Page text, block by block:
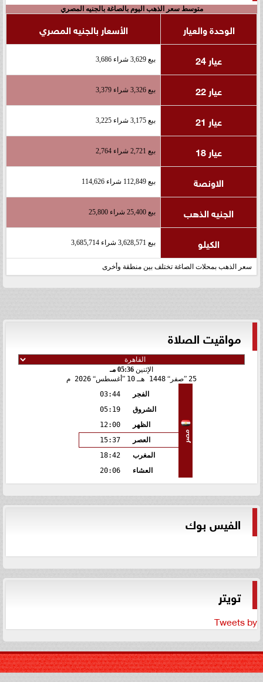
متوسط سعر الذهب اليوم بالصاغة بالجنيه المصري
الوحدة والعيار
الأسعار بالجنيه المصري
عيار 24
بيع 3,629 شراء 3,686
عيار 22 بيع 3,326 شراء 3,379
عيار 21 بيع 3,175 شراء 3,225
عيار 18 بيع 2,721 شراء 2,764
الاونصة بيع 112,849 شراء 114,626
الجنيه الذهب بيع 25,400 شراء 25,800
الكيلو بيع 3,628,571 شراء 3,685,714
سعر الذهب بمحلات الصاغة تختلف بين منطقة وأخرى
مواقيت الصلاة
الإثنين 05:36 مـ
25 صفر 1448 هـ 10 أغسطس 2026 م
مصر
الفجر
03:44
الشروق
05:19
الظهر
12:00
العصر
15:37
المغرب
18:42
العشاء
20:06
الفيس بوك
تويتر
Tweets by